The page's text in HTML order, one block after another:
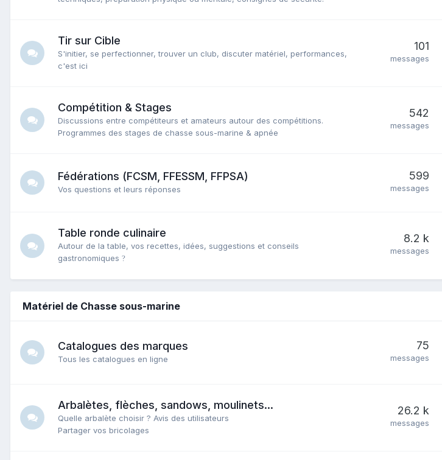
Tir sur Cible
S'initier, se perfectionner, trouver un club, discuter matériel, performances,
c'est ici
101
messages
Compétition & Stages
Discussions entre compétiteurs et amateurs autour des compétitions.
Programmes des stages de chasse sous-marine & apnée
542
messages
Fédérations (FCSM, FFESSM, FFPSA)
Vos questions et leurs réponses
599
messages
Table ronde culinaire
Autour de la table, vos recettes, idées, suggestions et conseils
gastronomiques ?️
8.2 k
messages
Matériel de Chasse sous-marine
Catalogues des marques
Tous les catalogues en ligne
75
messages
Arbalètes, flèches, sandows, moulinets...
Quelle arbalète choisir ? Avis des utilisateurs
Partager vos bricolages
26.2 k
messages